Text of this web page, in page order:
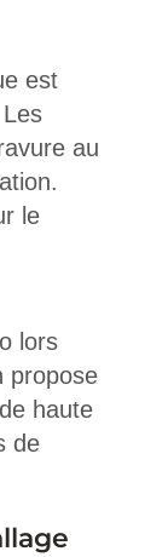
est
au
le
lors
propose
haute
de